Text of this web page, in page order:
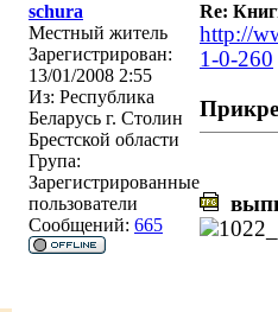
schura
Re:
Местный житель
Зарегистрирован:
13/01/2008 2:55
Из: Республика
Беларусь г. Столин
Брестской области
Група:
Зарегистрированные
пользователи
Сообщений: 665
http://
1-0-260